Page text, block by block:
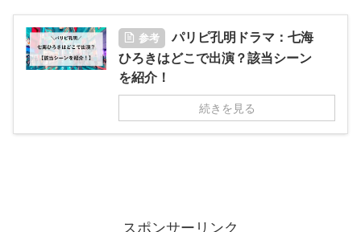
参考
パリピ孔明ドラマ：七海
ひろきはどこで出演？該当シーン
を紹介！
続きを見る
スポンサーリンク